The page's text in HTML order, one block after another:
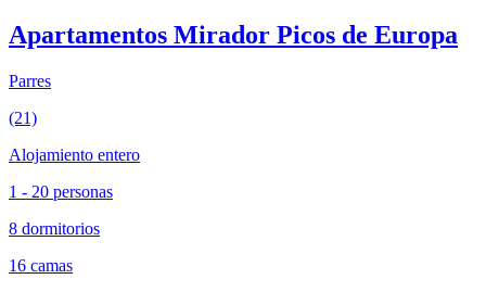
Apartamentos Mirador Picos de Europa
Parres
(21)
Alojamiento entero
1 - 20 personas
8 dormitorios
16 camas